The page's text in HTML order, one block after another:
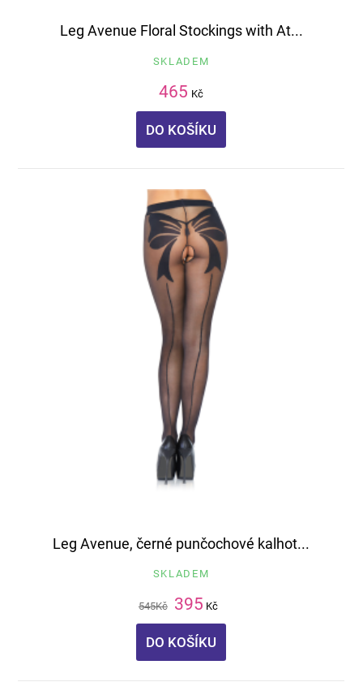
Leg Avenue Floral Stockings with At...
SKLADEM
465 Kč
DO KOŠÍKU
Leg Avenue, černé punčochové kalhot...
SKLADEM
545Kč 395 Kč
DO KOŠÍKU